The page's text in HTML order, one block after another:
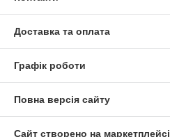
Доставка та оплата
Графік роботи
Повна версія сайту
Сайт створено на маркетплейсі